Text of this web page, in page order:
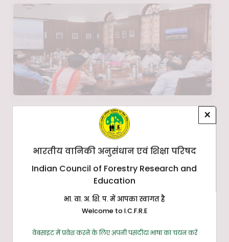
×
भारतीय वानिकी अनुसंधान एवं शिक्षा परिषद
Indian Council of Forestry Research and
Education
भा. वा. अ. शि. प. में आपका स्वागत है
Welcome to I.C.F.R.E
वेबसाइट में प्रवेश करने के लिए अपनी पसंदीदा भाषा का चयन करें